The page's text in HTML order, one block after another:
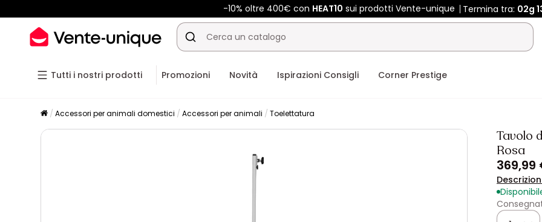
-10% oltre 400€ con HEAT10 sui prodotti Vente-unique Termina tra: 02g
Tutti i nostri prodotti Promozioni Novità Ispirazioni Consigli Corner Prestige
Accessori per animali domestici Accessori per animali Toelettatura
Tavolo
Rosa
369,99
Quantità